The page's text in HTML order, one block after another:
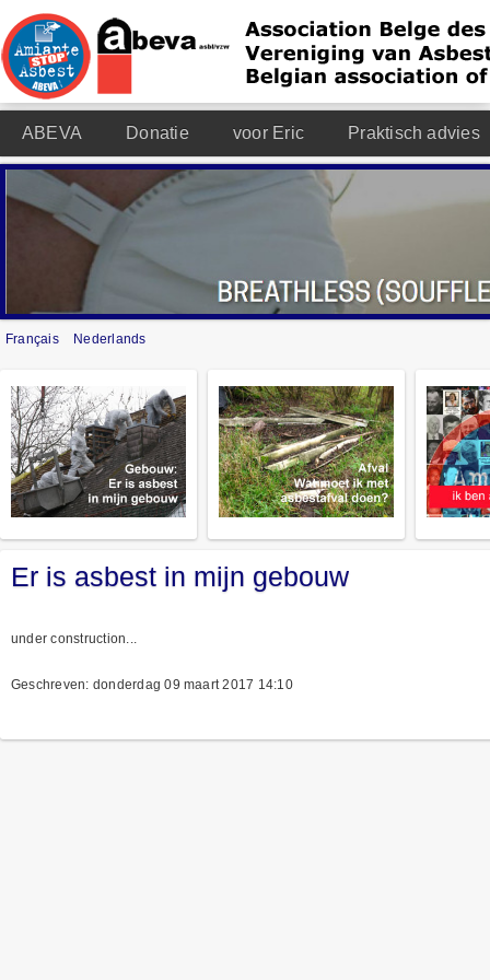
ABEVA Donatie voor Eric Praktisch advies
Français Nederlands
Er is asbest in mijn gebouw
under construction...
Geschreven: donderdag 09 maart 2017 14:10